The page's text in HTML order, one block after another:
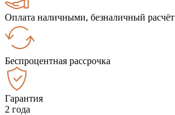
Оплата наличными, безналичный расчёт
Беспроцентная рассрочка
Гарантия
2 года